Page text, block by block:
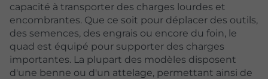
capacité à transporter des charges lourdes et
encombrantes. Que ce soit pour déplacer des outils,
des semences, des engrais ou encore du foin, le
quad est équipé pour supporter des charges
importantes. La plupart des modèles disposent
d'une benne ou d'un attelage, permettant ainsi de